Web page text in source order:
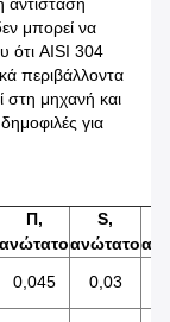
αντίσταση
μπορεί να
ότι AISI 304
περιβάλλοντα
στη μηχανή και
για
Π,
ανώτατο
S,
ανώτατο
0,045 0,03